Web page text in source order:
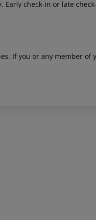
check-in or late
If you or any member of